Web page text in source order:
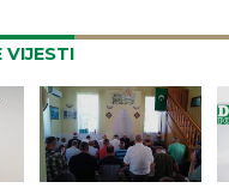
VIJESTI